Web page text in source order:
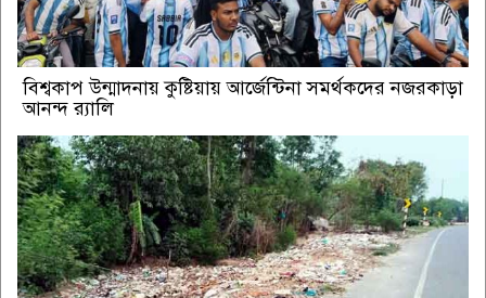
বিশ্বকাপ উন্মাদনায় কুষ্টিয়ায় আর্জেন্টিনা সমর্থকদের নজরকাড়া
আনন্দ র‌্যালি